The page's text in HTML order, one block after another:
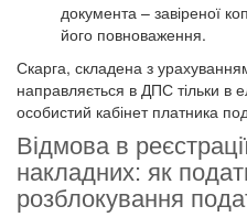
документа – завіреної
його повноваження.
Скарга, складена з
направляється в ДПС тільки в
особистий кабінет платника
Відмова в
накладних: як
розблокування